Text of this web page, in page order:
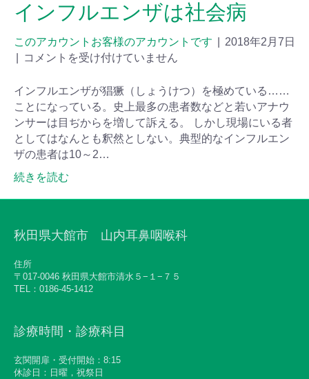
インフルエンザは社会病
このアカウントお客様のアカウントです
2018年2月7日
コメントを受け付けていません
インフルエンザが猖獗（しょうけつ）を極めている……
ことになっている。史上最多の患者数などと若いアナウ
ンサーは目ぢからを増して訴える。 しかし現場にいる者
としてはなんとも釈然としない。典型的なインフルエン
ザの患者は10～2…
続きを読む
秋田県大館市 山内耳鼻咽喉科
住所
〒017-0046 秋田県大館市清水５−１−７５
TEL：0186-45-1412
診療時間・診療科目
玄関開扉・受付開始：8:15
休診日：日曜，祝祭日